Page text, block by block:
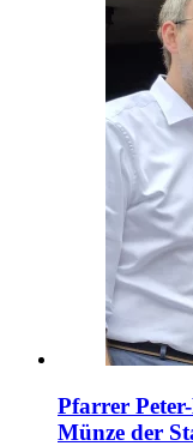
Pfarrer
Münze der